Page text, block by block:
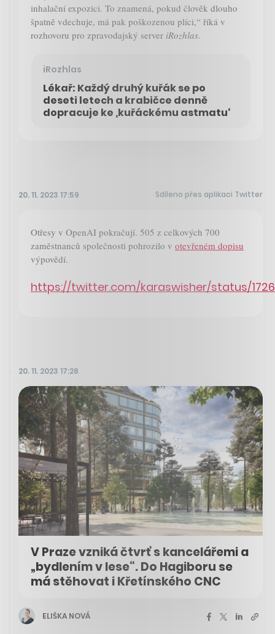
inhalační expozici. To znamená, pokud člověk dlouho
špatně vdechuje, má pak poškozenou plíci,“ říká v
rozhovoru pro zpravodajský server iRozhlas.
iRozhlas
Lékař: Každý druhý kuřák se po
deseti letech a krabičce denně
dopracuje ke ‚kuřáckému astmatu‘
20. 11. 2023 17:59 Sdíleno přes aplikaci Twitter
Otřesy v OpenAI pokračují. 505 z celkových 700
zaměstnanců společnosti pohrozilo v otevřeném dopisu
výpovědí.
https://twitter.com/karaswisher/status/
20. 11. 2023 17:28
V Praze vzniká čtvrť s kancelářemi a
„bydlením v lese“. Do Hagiboru se
má stěhovat i Křetínského CNC
ELIŠKA NOVÁ